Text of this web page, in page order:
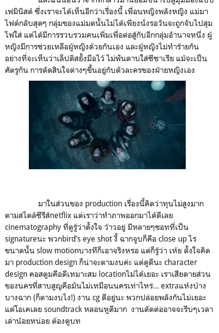
เฟมินิสต์ ซึ่งเราจะได้เห็นอีกว่าเรื่องนี้ เพื่อนหญิงพลังหญิง แม่มา
ไฟต์กลับสุดๆ กลุ่มของแม่มดนั้นไม่ได้เพียงนั่งรอวันจะถูกจับไปสุม
ไฟใส่ แต่ได้มีการรวบรวมคนเพิ่มเพื่อต่อสู้กับอีกกลุ่มอำนาจหนึ่ง ผู้
หญิงมีการช่วยเหลือผู้หญิงด้วยกันเอง และผู้หญิงไม่ทำร้ายกัน
อย่างที่จะเห็นว่าเล็ปติสยั้งมือไว้ ไม่ฟันดาบใส่ซีซาเรีย แม้จะเป็น
ศัตรูกัน การตัดสินใจต่างๆขึ้นอยู่กับตัวละครของฝ่ายหญิงเอง
มาในส่วนของ production เรื่องนี้คิดว่าทุนไม่สูงมาก
ตามสไตล์ซีรีส์netflix แต่เราว่าทำภาพออกมาได้ดีเลย
cinematography ที่ดูรู้ว่าตั้งใจ ว้าวอยู่ มีหลายๆชอทที่เป็น
signatureนะ พวกbird’s eye shot งี้ ฉากจูบก็คือ close up ไร
ขนาดนั้น slow motionบางทีก็เอาจริงหรอ แต่ก็รู้ว่า เห้ย ตั้งใจคิด
มา production design ก็น่าจะตามงบค่ะ แต่ดูดีนะ character
design คอสตูมคือดีเหมาะสม locationไม่ได้เยอะ เราเสียดายส่วน
ของนครที่สาบสูญคือมันไม่เหมือนนครเท่าไหร่...​ extraแห้งบ้าง
บางฉาก (ก็ตามงบไง!) งาน cg ดีอยู่นะ พวกปล่อยพลังกันไม่เยอะ
แต่โอเคเลย soundtrack หลอนหูดีมาก งานตัดต่ออาจจะรีบๆเวลา
เล่าน้อยหน่อย ต้องดูบท